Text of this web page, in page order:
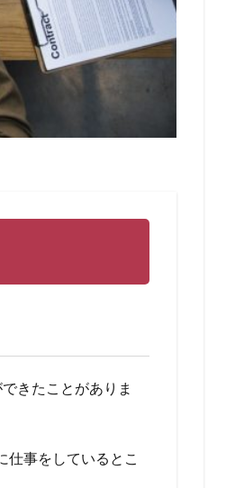
きたことがありま
仕事をしているとこ